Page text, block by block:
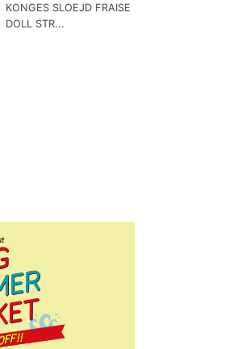
KONGES SLOEJD FRAISE
DOLL STR...